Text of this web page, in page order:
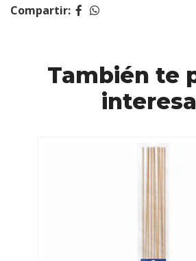
Compartir:
También te